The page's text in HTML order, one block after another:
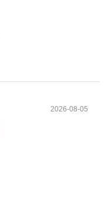
2026-08-05